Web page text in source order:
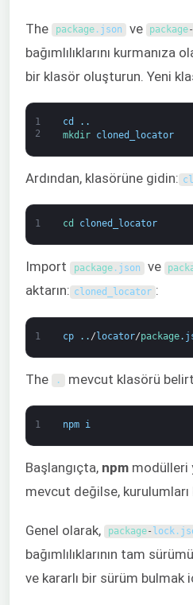
The package. json ve package-
bağımlılıklarını
bir klasör oluşturun. Yeni
1
2
cd . .
mkdir cloned_locator
Ardından, klasörüne gidin:
1 cd cloned_locator
Import package. json ve
aktarın: cloned_locator :
1 cp . . /locator/package.
The . mevcut klasörü
1 npm i
Başlangıçta, npm modülleri
mevcut değilse,
Genel olarak, package- lock.
bağımlılıklarının tam
ve kararlı bir sürüm bulmak